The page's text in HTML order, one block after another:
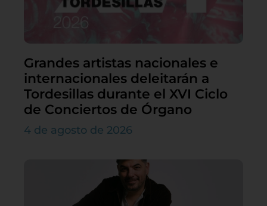
Grandes artistas nacionales e
internacionales deleitarán a
Tordesillas durante el XVI Ciclo
de Conciertos de Órgano
4 de agosto de 2026